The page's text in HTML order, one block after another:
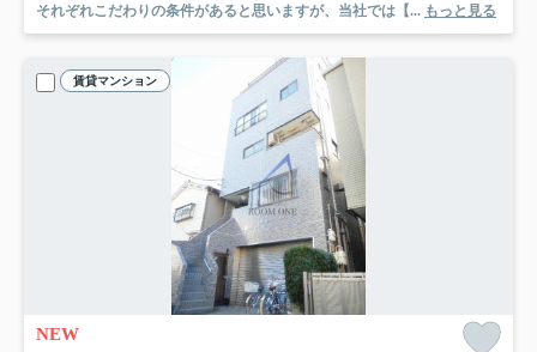
それぞれこだわりの条件があると思いますが、当社では【... もっと見る
賃貸マンション
NEW